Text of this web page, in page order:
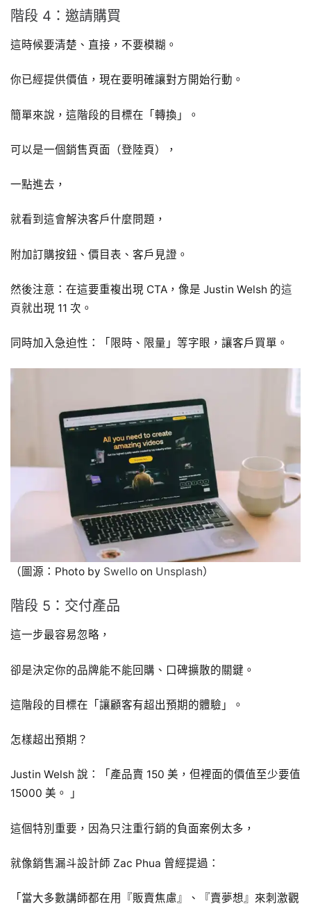
階段 4：邀請購買
這時候要清楚、直接，不要模糊。
你已經提供價值，現在要明確讓對方開始行動。
簡單來說，這階段的目標在「轉換」。
可以是一個銷售頁面（登陸頁），
一點進去，
就看到這會解決客戶什麼問題，
附加訂購按鈕、價目表、客戶見證。
然後注意：在這要重複出現 CTA，像是 Justin Welsh 的這
頁就出現 11 次。
同時加入急迫性：「限時、限量」等字眼，讓客戶買單。
（圖源：Photo by Swello on Unsplash）
階段 5：交付產品
這一步最容易忽略，
卻是決定你的品牌能不能回購、口碑擴散的關鍵。
這階段的目標在「讓顧客有超出預期的體驗」。
怎樣超出預期？
Justin Welsh 說：「產品賣 150 美，但裡面的價值至少要值
15000 美。 」
這個特別重要，因為只注重行銷的負面案例太多，
就像銷售漏斗設計師 Zac Phua 曾經提過：
「當大多數講師都在用『販賣焦慮』、『賣夢想』來刺激觀